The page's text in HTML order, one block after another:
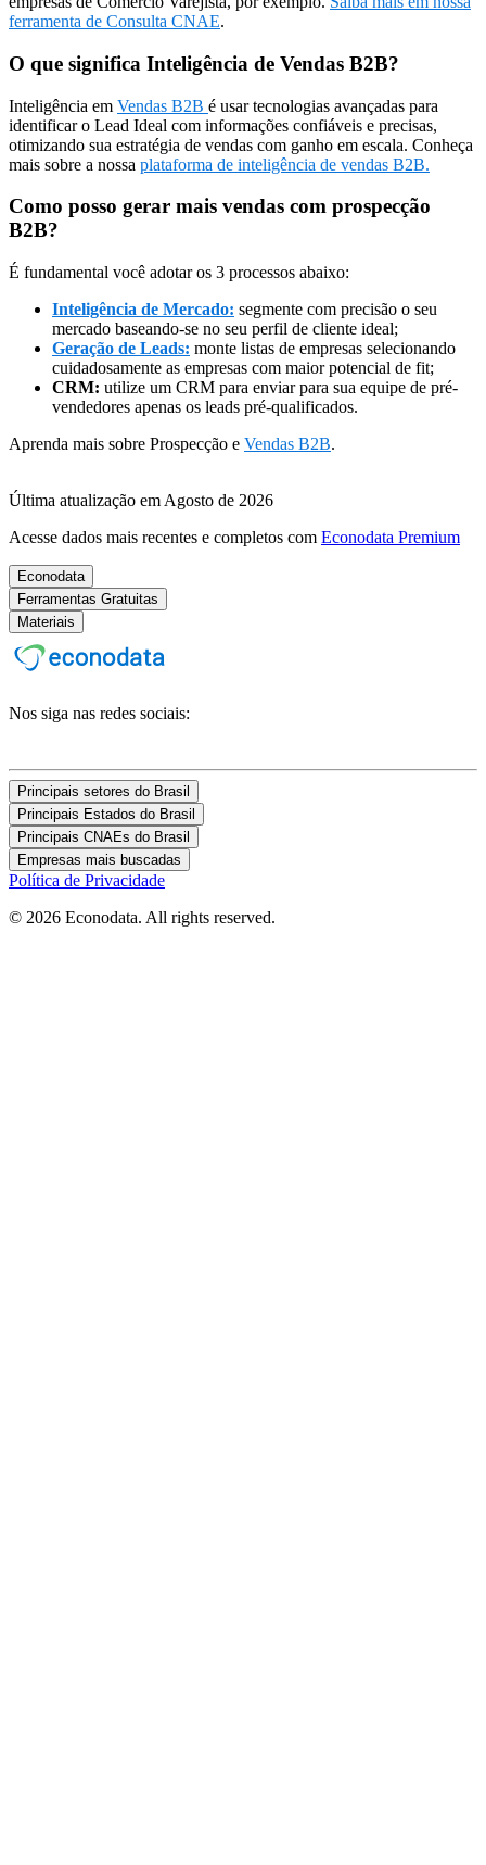
ferramenta de Consulta CNAE.
O que significa Inteligência de Vendas B2B?
Inteligência em Vendas B2B é usar tecnologias avançadas para
identificar o Lead Ideal com informações confiáveis e precisas,
otimizando sua estratégia de vendas com ganho em escala. Conheça
mais sobre a nossa plataforma de inteligência de vendas B2B.
Como posso gerar mais vendas com prospecção
B2B?
É fundamental você adotar os 3 processos abaixo:
Inteligência de Mercado: segmente com precisão o seu
mercado baseando-se no seu perfil de cliente ideal;
Geração de Leads: monte listas de empresas selecionando
cuidadosamente as empresas com maior potencial de fit;
CRM: utilize um CRM para enviar para sua equipe de pré-
vendedores apenas os leads pré-qualificados.
Aprenda mais sobre Prospecção e Vendas B2B.
Última atualização em Agosto de 2026
Acesse dados mais recentes e completos com Econodata Premium
Econodata
Ferramentas Gratuitas
Materiais
Nos siga nas redes sociais:
Principais setores do Brasil
Principais Estados do Brasil
Principais CNAEs do Brasil
Empresas mais buscadas
Política de Privacidade
© 2026 Econodata. All rights reserved.